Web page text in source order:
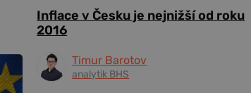
Inflace v Česku je nejnižší od roku
2016
Timur Barotov
analytik BHS